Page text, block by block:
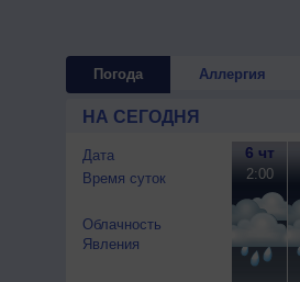
Погода Аллергия
НА СЕГОДНЯ
Дата
Время суток
Облачность
Явления
6 чт
2:00